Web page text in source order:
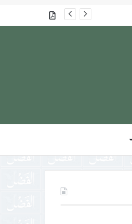
گذشتہ شمارے